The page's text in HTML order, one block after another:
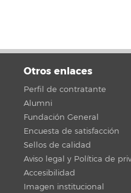
Otros enlaces
Perfil de contratante
Alumni
Fundación General
Encuesta de satisfacción
Sellos de calidad
Aviso legal y Política de
Accesibilidad
Imagen institucional